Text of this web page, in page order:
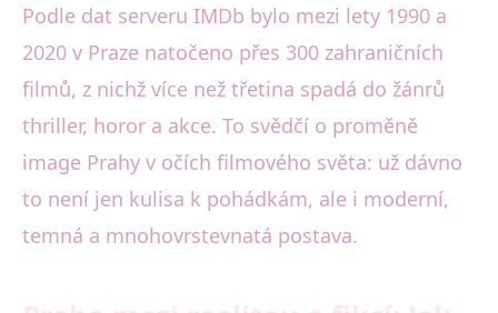
Podle dat serveru IMDb bylo mezi lety 1990 a
2020 v Praze natočeno přes 300 zahraničních
filmů, z nichž více než třetina spadá do žánrů
thriller, horor a akce. To svědčí o proměně
image Prahy v očích filmového světa: už dávno
to není jen kulisa k pohádkám, ale i moderní,
temná a mnohovrstevnatá postava.